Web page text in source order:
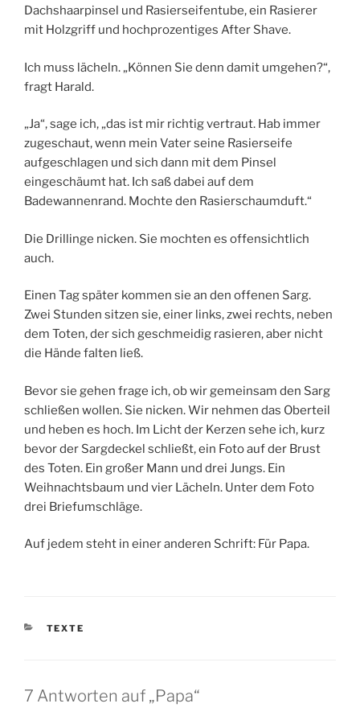
Dachshaarpinsel und Rasierseifentube, ein Rasierer
mit Holzgriff und hochprozentiges After Shave.
Ich muss lächeln. „Können Sie denn damit umgehen?“,
fragt Harald.
„Ja“, sage ich, „das ist mir richtig vertraut. Hab immer
zugeschaut, wenn mein Vater seine Rasierseife
aufgeschlagen und sich dann mit dem Pinsel
eingeschäumt hat. Ich saß dabei auf dem
Badewannenrand. Mochte den Rasierschaumduft.“
Die Drillinge nicken. Sie mochten es offensichtlich
auch.
Einen Tag später kommen sie an den offenen Sarg.
Zwei Stunden sitzen sie, einer links, zwei rechts, neben
dem Toten, der sich geschmeidig rasieren, aber nicht
die Hände falten ließ.
Bevor sie gehen frage ich, ob wir gemeinsam den Sarg
schließen wollen. Sie nicken. Wir nehmen das Oberteil
und heben es hoch. Im Licht der Kerzen sehe ich, kurz
bevor der Sargdeckel schließt, ein Foto auf der Brust
des Toten. Ein großer Mann und drei Jungs. Ein
Weihnachtsbaum und vier Lächeln. Unter dem Foto
drei Briefumschläge.
Auf jedem steht in einer anderen Schrift: Für Papa.
KATEGORIEN
TEXTE
7 Antworten auf „Papa“